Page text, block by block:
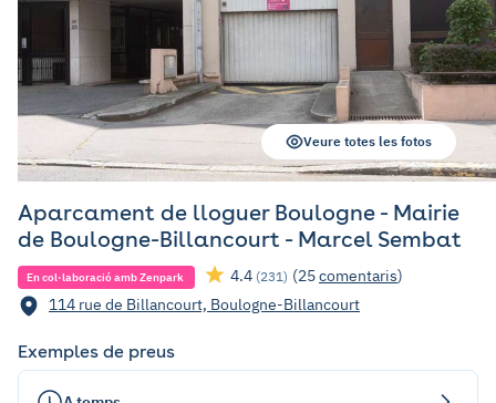
Aparcament de lloguer Boulogne - Mairie
de Boulogne-Billancourt - Marcel Sembat
En col·laboració amb Zenpark 4.4 (231) (25comentaris)
114 rue de Billancourt, Boulogne-Billancourt
Veure totes les fotos
Exemples de preus